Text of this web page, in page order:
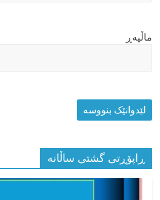
ماڵپه‌ڕ
ڕاپۆڕتی گشتی ساڵانه